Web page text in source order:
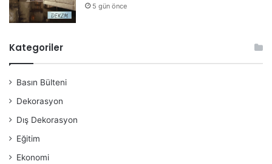
5 gün önce
Kategoriler
Basın Bülteni
Dekorasyon
Dış Dekorasyon
Eğitim
Ekonomi